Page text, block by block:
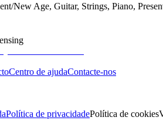
New Age, Guitar, Strings, Piano,
Centro de ajudaContacte-nos
Política de privacidadePolítica de cookies